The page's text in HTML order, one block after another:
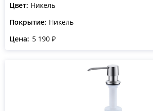
Цвет: Никель
Покрытие: Никель
Цена: 5 190 ₽